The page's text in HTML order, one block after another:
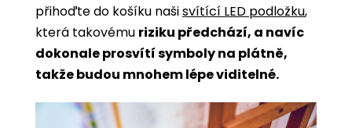
přihoďte do košíku našisvítící LED podložku,
která takovému riziku předchází, a navíc
dokonale prosvítí symboly na plátně,
takže budou mnohem lépe viditelné.